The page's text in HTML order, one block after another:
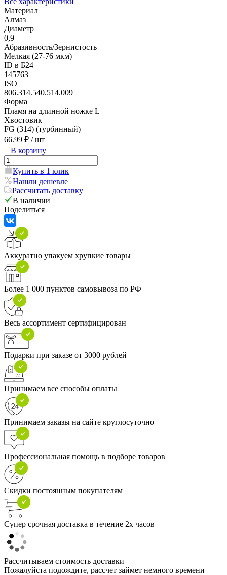
Материал
Алмаз
Диаметр
0,9
Абразивность/Зернистость
Мелкая (27-76 мкм)
ID в Б24
145763
ISO
806.314.540.514.009
Форма
Пламя на длинной ножке L
Хвостовик
FG (314) (турбинный)
66.99 ₽ / шт
В корзину
Купить в 1 клик
Нашли дешевле
Рассчитать доставку
В наличии
Поделиться
Аккуратно упакуем хрупкие товары
Более 1 000 пунктов самовывоза по РФ
Весь ассортимент сертифицирован
Подарки при заказе от 3000 рублей
Принимаем все способы оплаты
Принимаем заказы на сайте круглосуточно
Профессиональная помощь в подборе товаров
Скидки постоянным покупателям
Супер срочная доставка в течение 2х часов
Рассчитываем стоимость доставки
Пожалуйста подождите, рассчет займет немного времени